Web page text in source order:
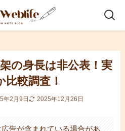
の身長は非公表！実
較調査！
年2月9日 2025年12月26日
告が含まれている場合があ